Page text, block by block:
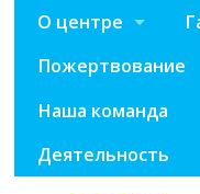
О центре
Пожертвование
Наша команда
Деятельность